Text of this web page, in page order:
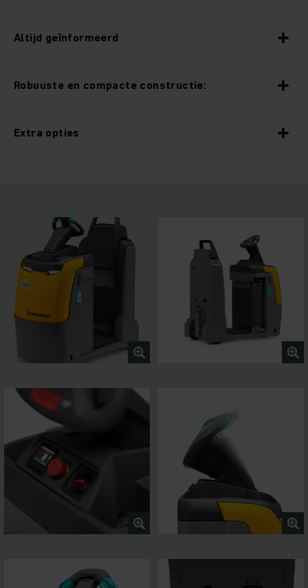
Altijd geïnformeerd
Robuuste en compacte constructie:
Extra opties